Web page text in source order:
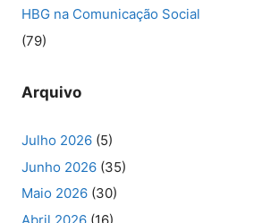
HBG na Comunicação Social
(79)
Arquivo
Julho 2026 (5)
Junho 2026 (35)
Maio 2026 (30)
Abril 2026 (16)